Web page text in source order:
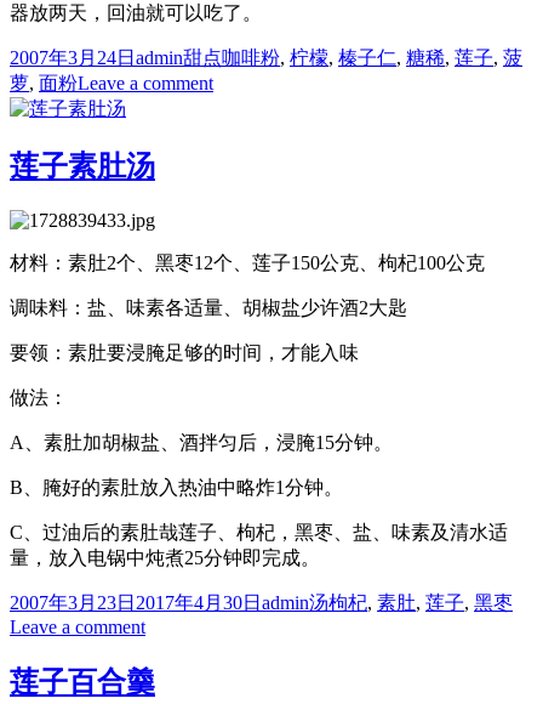
器放两天，回油就可以吃了。
Posted
on
2007年3月24日 Author
adminCategories
甜点Tags
咖啡粉, 柠檬, 榛子仁, 糖稀, 莲子, 菠
萝, 面粉Leave a commenton
果
莲子素肚汤
材料：素肚2个、黑枣12个、莲子150公克、枸杞100公克
调味料：盐、味素各适量、胡椒盐少许酒2大匙
要领：素肚要浸腌足够的时间，才能入味
做法：
A、素肚加胡椒盐、酒拌匀后，浸腌15分钟。
B、腌好的素肚放入热油中略炸1分钟。
C、过油后的素肚哉莲子、枸杞，黑枣、盐、味素及清水适
量，放入电锅中炖煮25分钟即完成。
Posted
on
2007年3月23日 2017年4月30日 Author
adminCategories
汤Tags
枸杞, 素肚, 莲子, 黑枣
Leave a commenton
子
素
莲子百合羹